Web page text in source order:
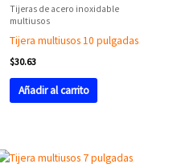
Tijeras de acero inoxidable
multiusos
Tijera multiusos 10 pulgadas
$30.63
Añadir al carrito